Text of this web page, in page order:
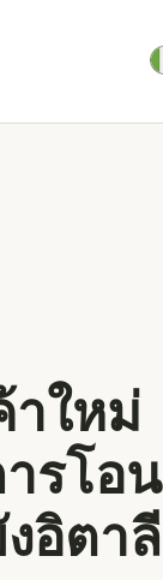
าใหม่
รโอน
อิตาลี